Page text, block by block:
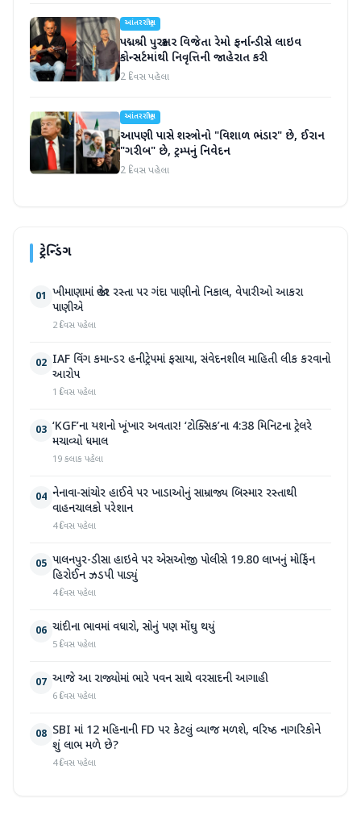
આંતરરાષ્ટ્રીય
પદ્મશ્રી પુરસ્કાર વિજેતા રેમો ફર્નાન્ડીસે લાઇવ
કોન્સર્ટમાંથી નિવૃત્તિની જાહેરાત કરી
2 દિવસ પહેલા
આંતરરાષ્ટ્રીય
આપણી પાસે શસ્ત્રોનો "વિશાળ ભંડાર" છે, ઈરાન
"ગરીબ" છે, ટ્રમ્પનું નિવેદન
2 દિવસ પહેલા
ટ્રેન્ડિંગ
01 ખીમાણામાં જાહેર રસ્તા પર ગંદા પાણીનો નિકાલ, વેપારીઓ આકરા
પાણીએ
2 દિવસ પહેલા
02 IAF વિંગ કમાન્ડર હનીટ્રેપમાં ફસાયા, સંવેદનશીલ માહિતી લીક કરવાનો
આરોપ
1 દિવસ પહેલા
03 ‘KGF’ના યશનો ખૂંખાર અવતાર! ‘ટોક્સિક’ના 4:38 મિનિટના ટ્રેલરે
મચાવ્યો ધમાલ
19 કલાક પહેલા
04 નેનાવા-સાંચોર હાઈવે પર ખાડાઓનું સામ્રાજ્ય બિસ્માર રસ્તાથી
વાહનચાલકો પરેશાન
4 દિવસ પહેલા
05 પાલનપુર-ડીસા હાઇવે પર એસઓજી પોલીસે 19.80 લાખનું મોર્ફિન
હિરોઈન ઝડપી પાડ્યું
4 દિવસ પહેલા
06 ચાંદીના ભાવમાં વધારો, સોનું પણ મોંઘુ થયું
5 દિવસ પહેલા
07 આજે આ રાજ્યોમાં ભારે પવન સાથે વરસાદની આગાહી
6 દિવસ પહેલા
08 SBI માં 12 મહિનાની FD પર કેટલું વ્યાજ મળશે, વરિષ્ઠ નાગરિકોને
શું લાભ મળે છે?
4 દિવસ પહેલા